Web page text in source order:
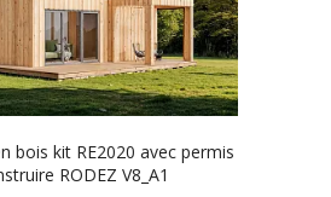
bois kit RE2020 avec permis
RODEZ V8_A1